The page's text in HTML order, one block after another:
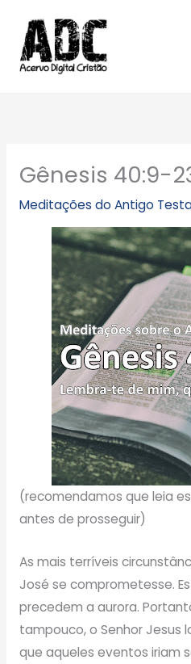
para
conteúdo
Gênesis 40:9-
Meditações do Antigo
(recomendamos que leia
antes de prosseguir)
As mais terríveis
José se comprometesse.
precedem a aurora.
tampouco, o Senhor Jesus
que aqueles eventos iriam